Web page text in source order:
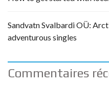
Sandvatn Svalbardi OÜ:
adventurous singles
Commentaires